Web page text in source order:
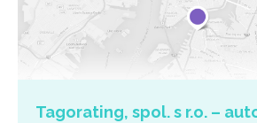
Tagorating, spol. s r.o. –